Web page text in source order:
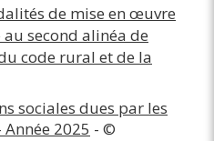
de mise en œuvre
second alinéa de
code rural et de la
sociales dues par les
2025 - ©